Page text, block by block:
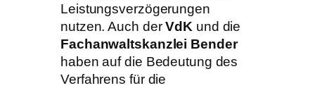
Leistungsverzögerungen
nutzen. Auch derVdK und die
Fachanwaltskanzlei Bender
haben auf die Bedeutung des
Verfahrens für die